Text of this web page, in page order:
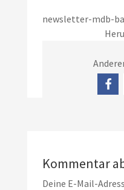
newsletter-mdb-
Kommentar
Deine E-Mail-